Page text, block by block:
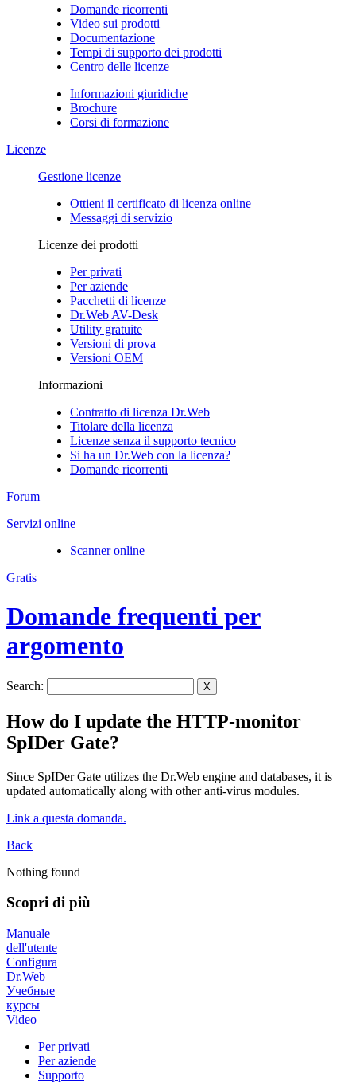
Domande ricorrenti
Video sui prodotti
Documentazione
Tempi di supporto dei prodotti
Centro delle licenze
Informazioni giuridiche
Brochure
Corsi di formazione
Licenze
Gestione licenze
Ottieni il certificato di licenza online
Messaggi di servizio
Licenze dei prodotti
Per privati
Per aziende
Pacchetti di licenze
Dr.Web AV-Desk
Utility gratuite
Versioni di prova
Versioni OEM
Informazioni
Contratto di licenza Dr.Web
Titolare della licenza
Licenze senza il supporto tecnico
Si ha un Dr.Web con la licenza?
Domande ricorrenti
Forum
Servizi online
Scanner online
Gratis
Domande frequenti per
argomento
Search: X
How do I update the HTTP-monitor
SpIDer Gate?
Since SpIDer Gate utilizes the Dr.Web engine and databases, it is
updated automatically along with other anti-virus modules.
Link a questa domanda.
Back
Nothing found
Scopri di più
Manuale
dell'utente
Configura
Dr.Web
Учебные
курсы
Video
Per privati
Per aziende
Supporto